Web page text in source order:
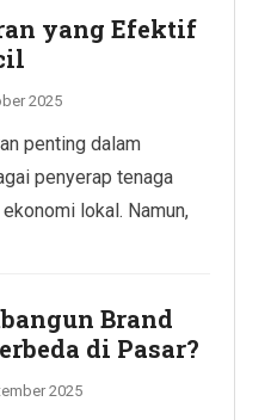
yang Efektif
2025
penting dalam
penyerap tenaga
lokal. Namun,
Brand
di Pasar?
2025